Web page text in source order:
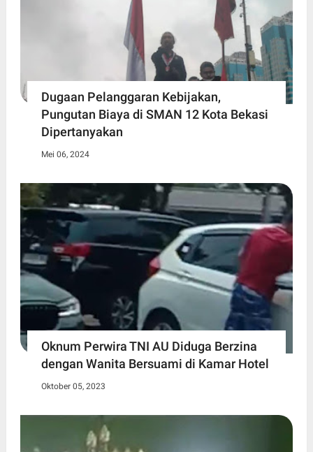
Dugaan Pelanggaran Kebijakan,
Pungutan Biaya di SMAN 12 Kota Bekasi
Dipertanyakan
Mei 06, 2024
Oknum Perwira TNI AU Diduga Berzina
dengan Wanita Bersuami di Kamar Hotel
Oktober 05, 2023